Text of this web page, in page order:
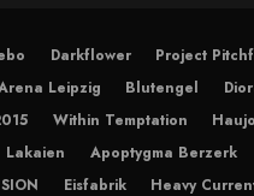
Darkflower
Project
Leipzig
Blutengel
Within Temptation
Lakaien
Apoptygma Berzerk
Eisfabrik Heavy